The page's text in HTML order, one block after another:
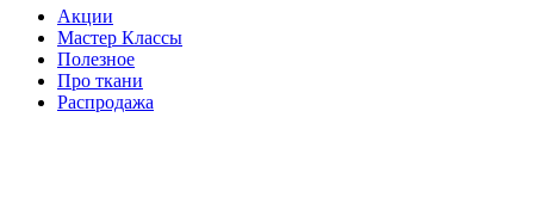
Акции
Мастер Классы
Полезное
Про ткани
Распродажа